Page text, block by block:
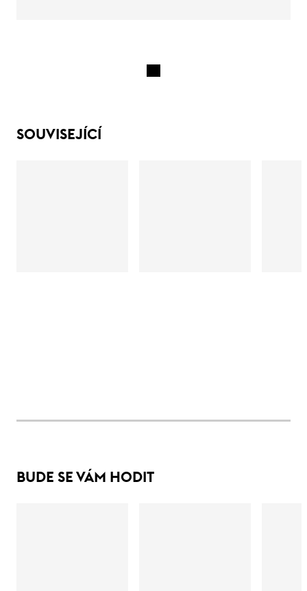
SOUVISEJÍCÍ
BUDE SE VÁM HODIT